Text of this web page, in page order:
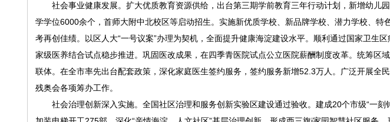
社会事业健康发展。扩大优质教育资源供给，出台第三期学前教育三年行动计划，新增幼儿
学学位6000余个，首师大附中北校区等启动招生。实施新优质学校、新品牌学校、潜力学校、特
考再创佳绩。以区人大“一号议案”办理为契机，全面提升健康海淀建设水平。顺利通过国家卫生
家级医养结合试点稳步推进。巩固医改成果，在四季青医院试点公立医院薪酬制度改革。统筹区
联体。在全市率先出台配套政策，深化家庭医生签约服务，签约服务新增52.3万人。广泛开展全
残奥会各项筹办工作。
社会治理创新深入实施。全国社区治理和服务创新实验区建设通过验收。建成20个市级“一刻